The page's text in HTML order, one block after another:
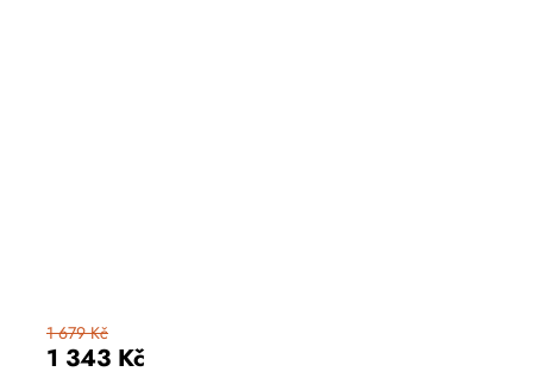
1 343 Kč
1 679 Kč